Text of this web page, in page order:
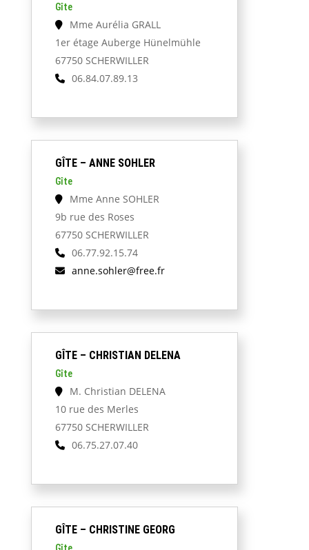
Gîte
Mme Aurélia GRALL
1er étage Auberge Hünelmühle
67750 SCHERWILLER
06.84.07.89.13
GÎTE – ANNE SOHLER
Gîte
Mme Anne SOHLER
9b rue des Roses
67750 SCHERWILLER
06.77.92.15.74
anne.sohler@free.fr
GÎTE – CHRISTIAN DELENA
Gîte
M. Christian DELENA
10 rue des Merles
67750 SCHERWILLER
06.75.27.07.40
GÎTE – CHRISTINE GEORG